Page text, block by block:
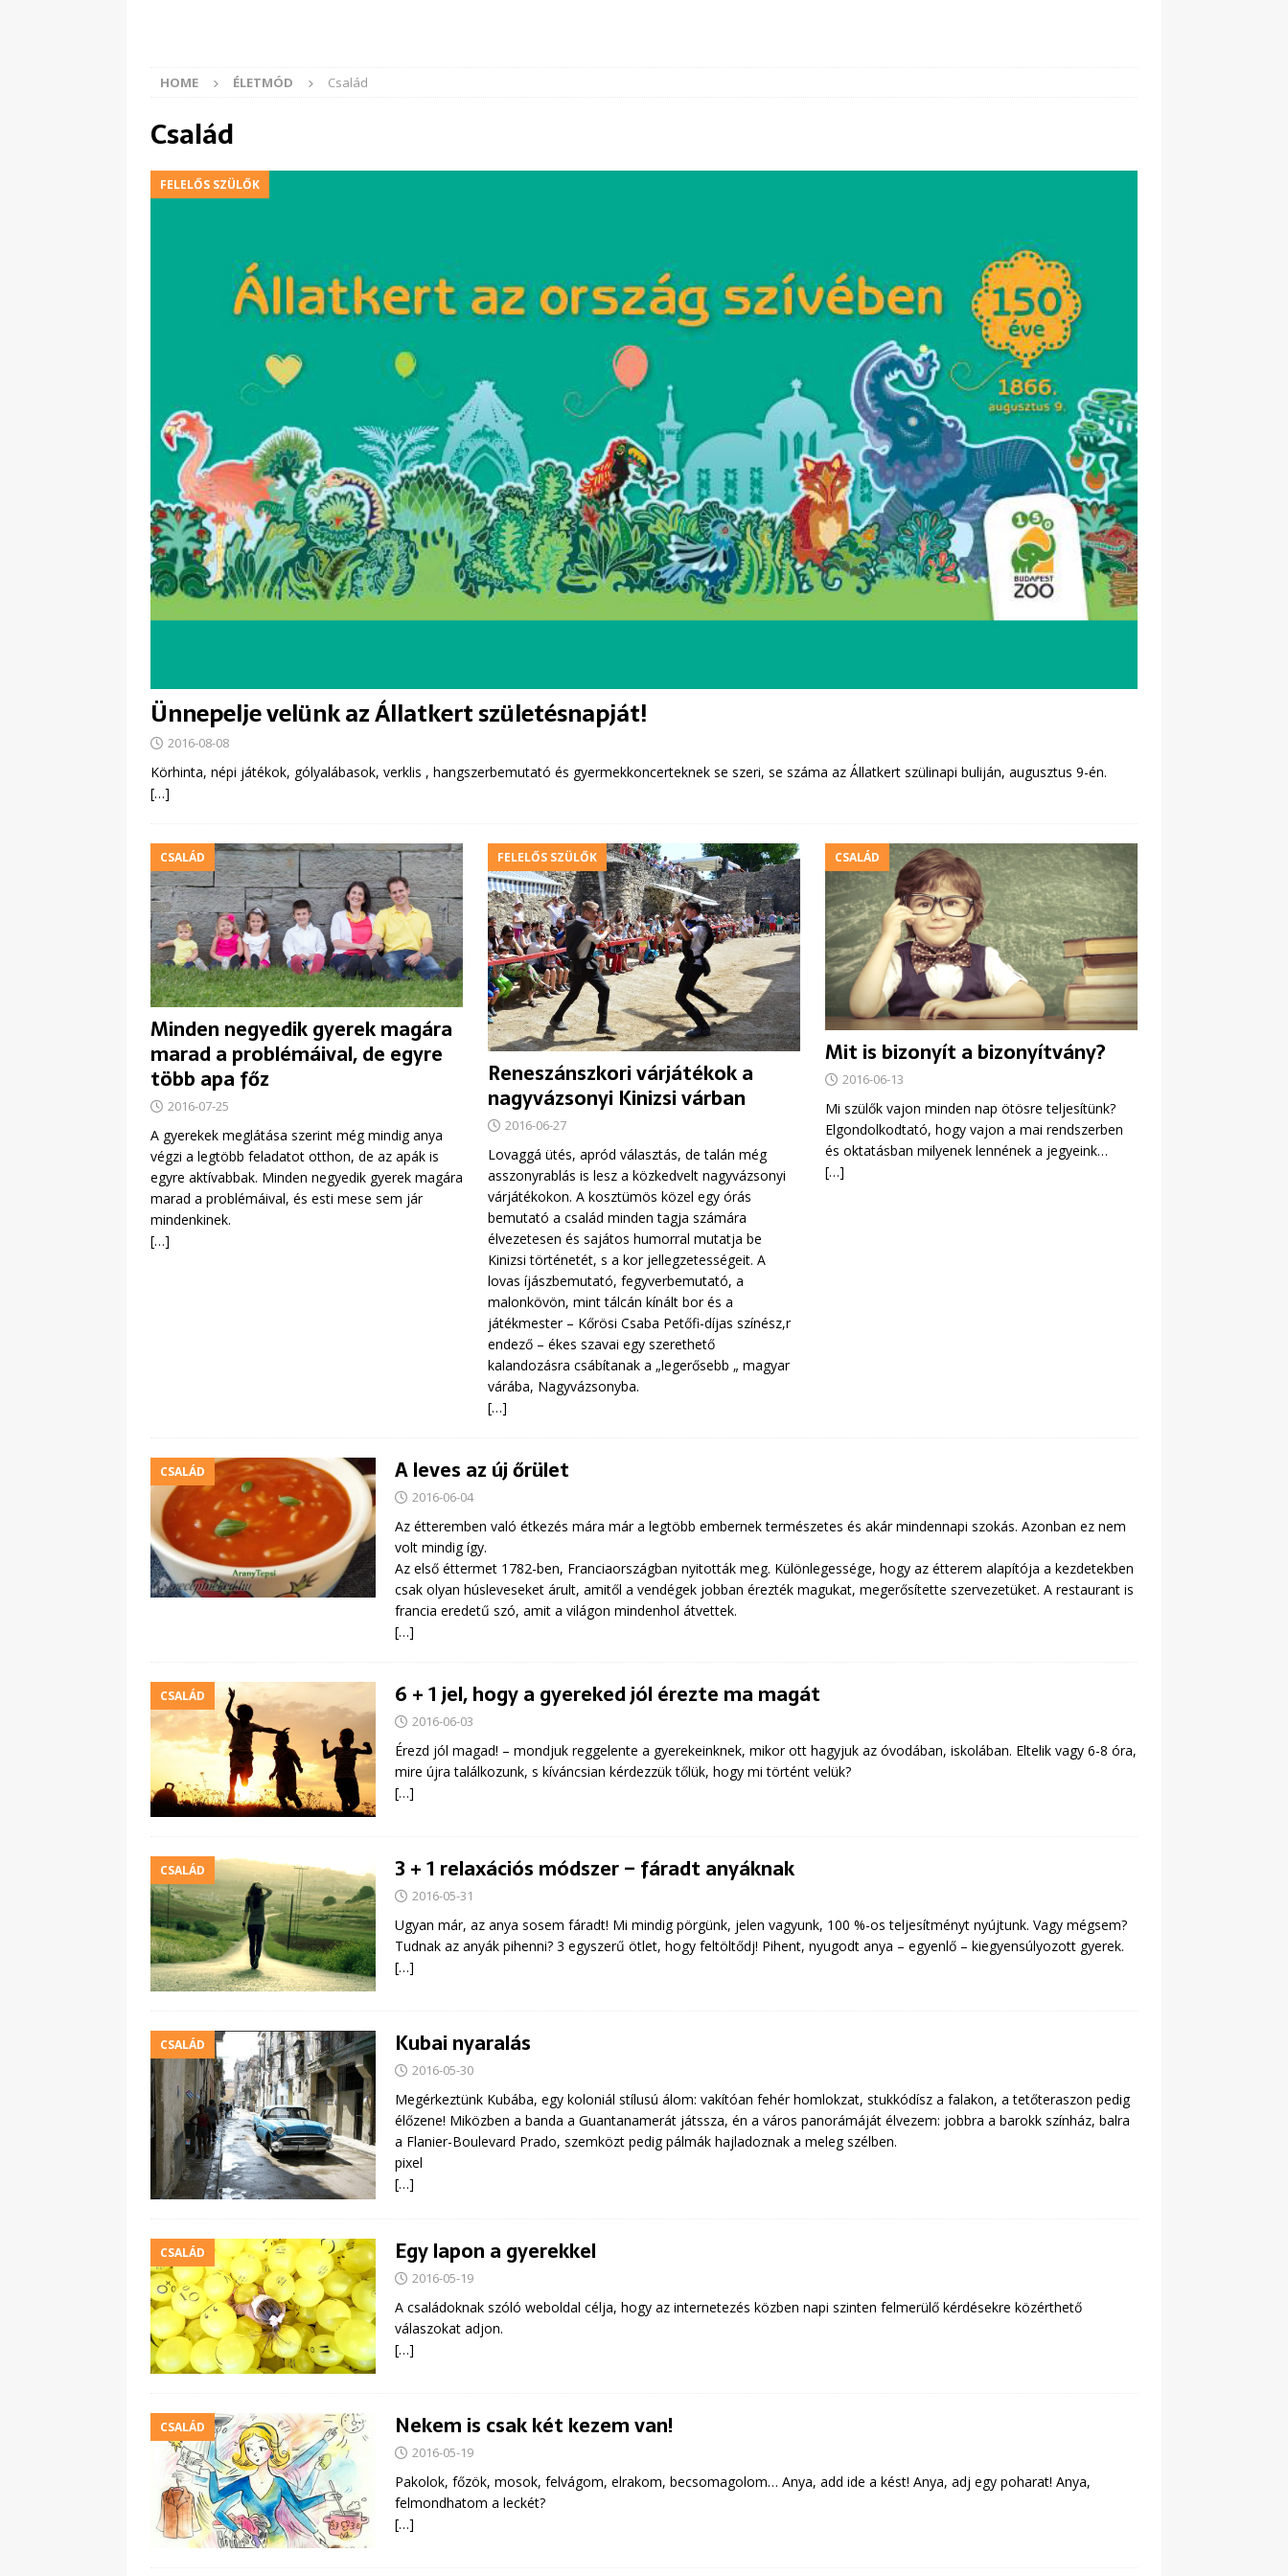
HOME ÉLETMÓD Család
Család
FELELŐS SZÜLŐK
Ünnepelje velünk az Állatkert születésnapját!
2016-08-08
Körhinta, népi játékok, gólyalábasok, verklis , hangszerbemutató és gyermekkoncerteknek se szeri, se száma az Állatkert szülinapi buliján, augusztus 9-én.
[…]
CSALÁD
Minden negyedik gyerek magára
marad a problémáival, de egyre
több apa főz
2016-07-25
A gyerekek meglátása szerint még mindig anya
végzi a legtöbb feladatot otthon, de az apák is
egyre aktívabbak. Minden negyedik gyerek magára
marad a problémáival, és esti mese sem jár
mindenkinek.
[…]
FELELŐS SZÜLŐK
Reneszánszkori várjátékok a
nagyvázsonyi Kinizsi várban
2016-06-27
Lovaggá ütés, apród választás, de talán még
asszonyrablás is lesz a közkedvelt nagyvázsonyi
várjátékokon. A kosztümös közel egy órás
bemutató a család minden tagja számára
élvezetesen és sajátos humorral mutatja be
Kinizsi történetét, s a kor jellegzetességeit. A
lovas íjászbemutató, fegyverbemutató, a
malonkövön, mint tálcán kínált bor és a
játékmester – Kőrösi Csaba Petőfi-díjas színész,r
endező – ékes szavai egy szerethető
kalandozásra csábítanak a „legerősebb „ magyar
várába, Nagyvázsonyba.
[…]
CSALÁD
Mit is bizonyít a bizonyítvány?
2016-06-13
Mi szülők vajon minden nap ötösre teljesítünk?
Elgondolkodtató, hogy vajon a mai rendszerben
és oktatásban milyenek lennének a jegyeink…
[…]
CSALÁD A leves az új őrület
2016-06-04
Az étteremben való étkezés mára már a legtöbb embernek természetes és akár mindennapi szokás. Azonban ez nem
volt mindig így.
Az első éttermet 1782-ben, Franciaországban nyitották meg. Különlegessége, hogy az étterem alapítója a kezdetekben
csak olyan húsleveseket árult, amitől a vendégek jobban érezték magukat, megerősítette szervezetüket. A restaurant is
francia eredetű szó, amit a világon mindenhol átvettek.
[…]
CSALÁD 6 + 1 jel, hogy a gyereked jól érezte ma magát
2016-06-03
Érezd jól magad! – mondjuk reggelente a gyerekeinknek, mikor ott hagyjuk az óvodában, iskolában. Eltelik vagy 6-8 óra,
mire újra találkozunk, s kíváncsian kérdezzük tőlük, hogy mi történt velük?
[…]
CSALÁD 3 + 1 relaxációs módszer – fáradt anyáknak
2016-05-31
Ugyan már, az anya sosem fáradt! Mi mindig pörgünk, jelen vagyunk, 100 %-os teljesítményt nyújtunk. Vagy mégsem?
Tudnak az anyák pihenni? 3 egyszerű ötlet, hogy feltöltődj! Pihent, nyugodt anya – egyenlő – kiegyensúlyozott gyerek.
[…]
CSALÁD Kubai nyaralás
2016-05-30
Megérkeztünk Kubába, egy koloniál stílusú álom: vakítóan fehér homlokzat, stukkódísz a falakon, a tetőteraszon pedig
élőzene! Miközben a banda a Guantanamerát játssza, én a város panorámáját élvezem: jobbra a barokk színház, balra
a Flanier-Boulevard Prado, szemközt pedig pálmák hajladoznak a meleg szélben.
pixel
[…]
CSALÁD Egy lapon a gyerekkel
2016-05-19
A családoknak szóló weboldal célja, hogy az internetezés közben napi szinten felmerülő kérdésekre közérthető
válaszokat adjon.
[…]
CSALÁD Nekem is csak két kezem van!
2016-05-19
Pakolok, főzök, mosok, felvágom, elrakom, becsomagolom… Anya, add ide a kést! Anya, adj egy poharat! Anya,
felmondhatom a leckét?
[…]